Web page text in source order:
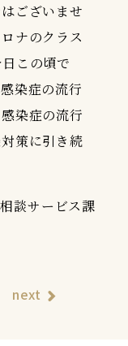
ございませ
ナのクラス
この頃で
染症の流行
染症の流行
策に引き続
談サービス課
next